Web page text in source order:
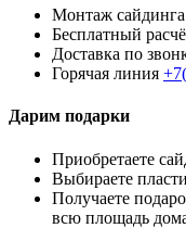
Монтаж сайдинга
Бесплатный
Доставка по
Горячая линия
Дарим подарки
Приобретаете
Выбираете
Получаете
всю площадь